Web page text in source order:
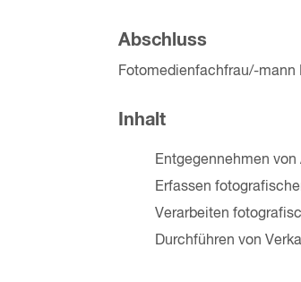
Abschluss
Fotomedienfachfrau/-mann
Inhalt
Entgegennehmen
Erfassen
Verarbeiten
Durchführen von